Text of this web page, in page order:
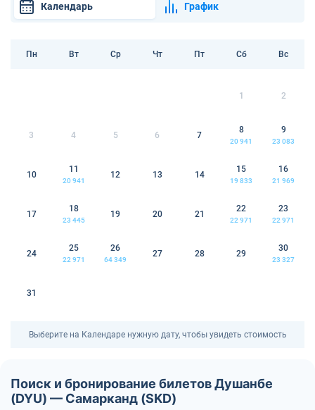
Календарь График
Пн Вт Ср Чт Пт Сб Вс
1 2
3 4 5 6 7
8
20 941
9
23 083
10
11
20 941
12 13 14
15
19 833
16
21 969
17
18
23 445
19 20 21
22
22 971
23
22 971
24
25
22 971
26
64 349
27 28 29
30
23 327
31
Выберите на Календаре нужную дату, чтобы увидеть стоимость
Поиск и бронирование билетов Душанбе
(DYU) — Самарканд (SKD)